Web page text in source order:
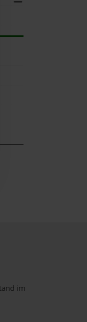
im